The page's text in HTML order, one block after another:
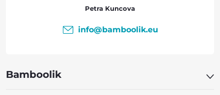
eBamboolik
Petra Kuncova
info@bamboolik.eu